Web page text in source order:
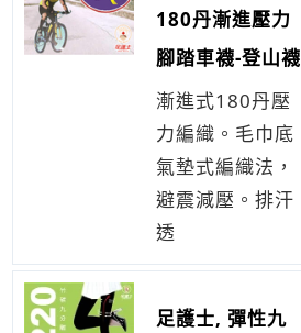
180丹漸進壓力
腳踏車襪-登山襪
漸進式180丹壓
力編織。毛巾底
氣墊式編織法，
避震減壓。排汗
透
足護士, 彈性九